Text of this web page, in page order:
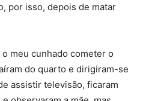
por isso, depois de matar
meu cunhado cometer o
do quarto e dirigiram-se
assistir televisão, ficaram